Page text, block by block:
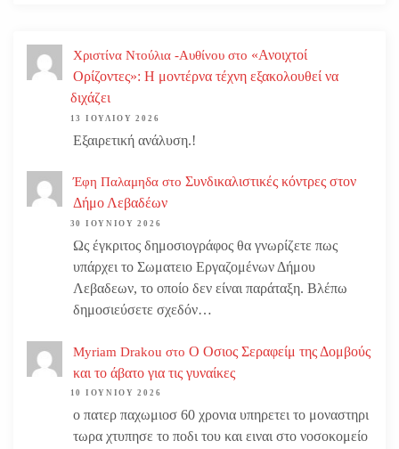
Χριστίνα Ντούλια -Αυθίνου στο «Ανοιχτοί
Ορίζοντες»: Η μοντέρνα τέχνη εξακολουθεί να
διχάζει
13 ΙΟΥΛΊΟΥ 2026
Εξαιρετική ανάλυση.!
Έφη Παλαμηδα στο Συνδικαλιστικές κόντρες στον
Δήμο Λεβαδέων
30 ΙΟΥΝΊΟΥ 2026
Ως έγκριτος δημοσιογράφος θα γνωρίζετε πως
υπάρχει το Σωματειο Εργαζομένων Δήμου
Λεβαδεων, το οποίο δεν είναι παράταξη. Βλέπω
δημοσιεύσετε σχεδόν…
Myriam Drakou στο Ο Οσιος Σεραφείμ της Δομβούς
και το άβατο για τις γυναίκες
10 ΙΟΥΝΊΟΥ 2026
ο πατερ παχωμιοσ 60 χρονια υπηρετει το μοναστηρι
τωρα χτυπησε το ποδι του και ειναι στο νοσοκομείο